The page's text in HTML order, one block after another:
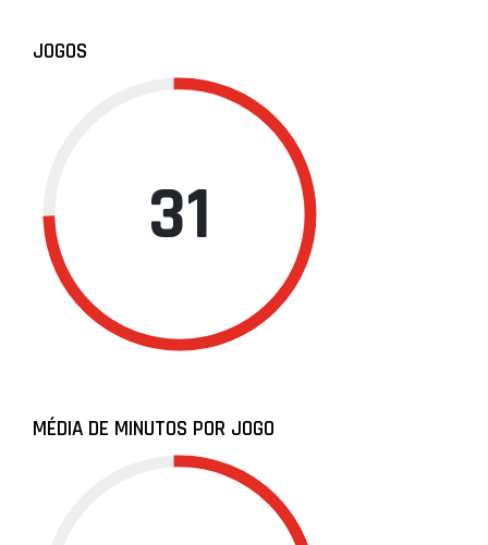
JOGOS
31
MÉDIA DE MINUTOS POR JOGO